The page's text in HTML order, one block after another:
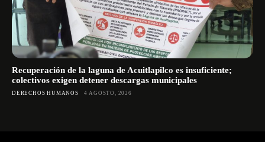
Recuperación de la laguna de Acuitlapilco es insuficiente;
colectivos exigen detener descargas municipales
DERECHOS HUMANOS 4 AGOSTO, 2026